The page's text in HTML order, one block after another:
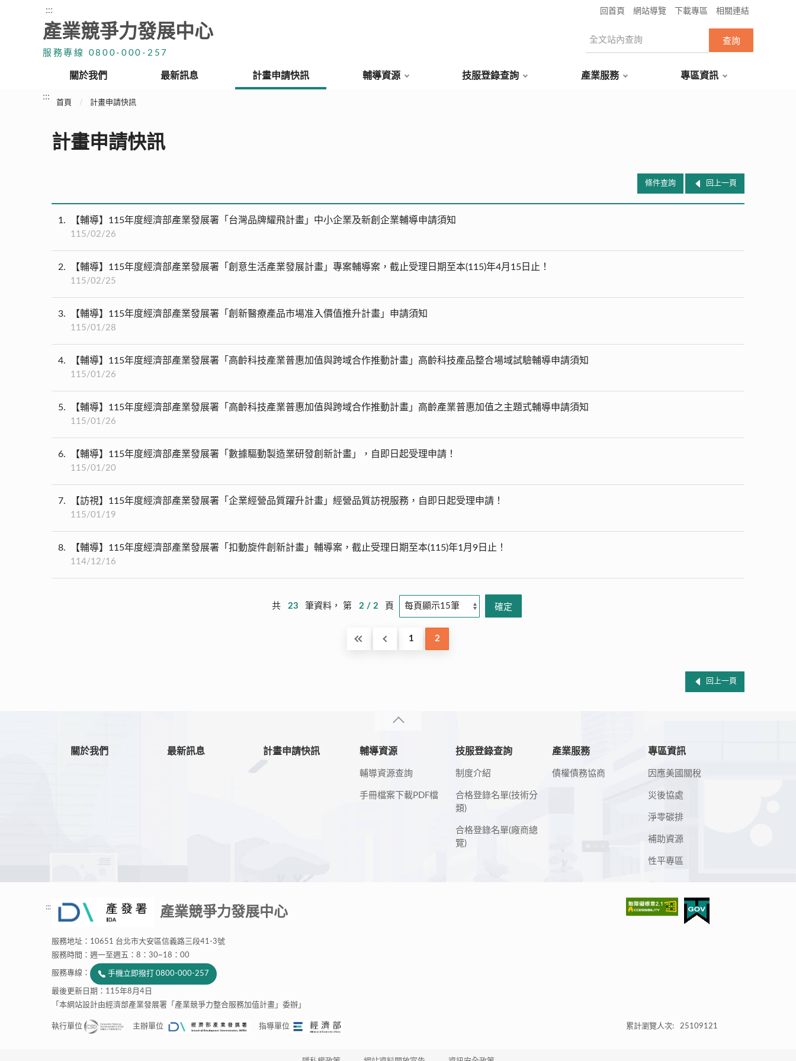
::: 回首頁 網站導覽 下載專區 相關連結
產業競爭力發展中心
服務專線 0800-000-257
關於我們 最新訊息 計畫申請快訊 輔導資源 技服登錄查詢 產業服務 專區資訊
:::
首頁 計畫申請快訊
計畫申請快訊
條件查詢 回上一頁
1 【輔導】115年度經濟部產業發展署「台灣品牌耀飛計畫」中小企業及新創企業輔導申請須知
115/02/26
2 【輔導】115年度經濟部產業發展署「創意生活產業發展計畫」專案輔導案，截止受理日期至本(115)年4月15日止！
115/02/25
3 【輔導】115年度經濟部產業發展署「創新醫療產品市場准入價值推升計畫」申請須知
115/01/28
4 【輔導】115年度經濟部產業發展署「高齡科技產業普惠加值與跨域合作推動計畫」高齡科技產品整合場域試驗輔導申請須知
115/01/26
5 【輔導】115年度經濟部產業發展署「高齡科技產業普惠加值與跨域合作推動計畫」高齡產業普惠加值之主題式輔導申請須知
115/01/26
6 【輔導】115年度經濟部產業發展署「數據驅動製造業研發創新計畫」，自即日起受理申請！
115/01/20
7 【訪視】115年度經濟部產業發展署「企業經營品質躍升計畫」經營品質訪視服務，自即日起受理申請！
115/01/19
8 【輔導】115年度經濟部產業發展署「扣動旋件創新計畫」輔導案，截止受理日期至本(115)年1月9日止！
114/12/16
共 23 筆資料， 第 2 / 2 頁
1 2
回上一頁
關於我們 最新訊息 計畫申請快訊 輔導資源
輔導資源查詢
手冊檔案下載PDF檔
技服登錄查詢
制度介紹
合格登錄名單(技術分
類)
合格登錄名單(廠商總
覽)
產業服務
債權債務協商
專區資訊
因應美國關稅
災後協處
淨零碳排
補助資源
性平專區
::: 產業競爭力發展中心
服務地址：10651 台北市大安區信義路三段41-3號
服務時間：週一至週五：8：30~18：00
服務專線： 手機立即撥打 0800-000-257
最後更新日期：115年8月4日
「本網站設計由經濟部產業發展署「產業競爭力整合服務加值計畫」委辦」
執行單位 主辦單位 指導單位 累計瀏覽人次: 25109121